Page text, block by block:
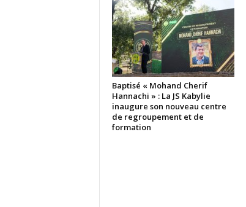
Baptisé « Mohand Cherif
Hannachi » : La JS Kabylie
inaugure son nouveau centre
de regroupement et de
formation